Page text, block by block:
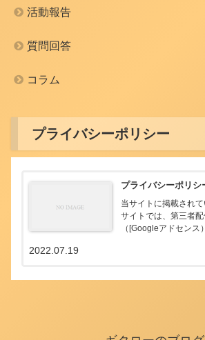
活動報告
質問回答
コラム
プライバシーポリシー
プライバシーポリシ
当サイトに掲載され
サイトでは、第三者
（[Googleアドセンス
ーの興味に応じた商
クセス...
2022.07.19